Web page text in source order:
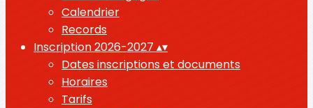
Calendrier
Records
Inscription 2026-2027 ▴▾
Dates inscriptions et documents
Horaires
Tarifs